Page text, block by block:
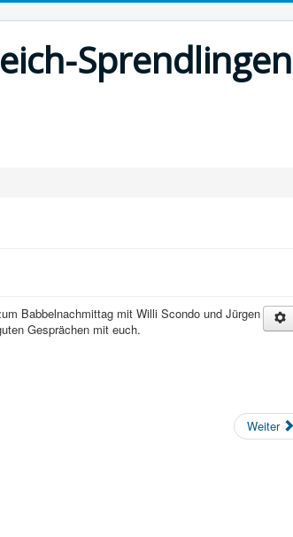
Babbelnachmittag mit Willi Scondo und Jürgen
Gesprächen mit euch.
Weiter